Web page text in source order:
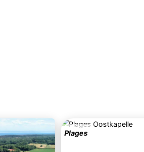
Plages